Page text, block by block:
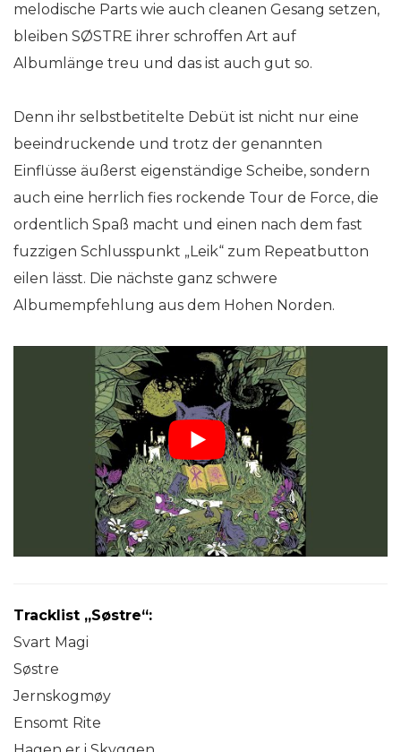
melodische Parts wie auch cleanen Gesang setzen,
bleiben SØSTRE ihrer schroffen Art auf
Albumlänge treu und das ist auch gut so.
Denn ihr selbstbetitelte Debüt ist nicht nur eine
beeindruckende und trotz der genannten
Einflüsse äußerst eigenständige Scheibe, sondern
auch eine herrlich fies rockende Tour de Force, die
ordentlich Spaß macht und einen nach dem fast
fuzzigen Schlusspunkt „Leik“ zum Repeatbutton
eilen lässt. Die nächste ganz schwere
Albumempfehlung aus dem Hohen Norden.
Tracklist „Søstre“:
Svart Magi
Søstre
Jernskogmøy
Ensomt Rite